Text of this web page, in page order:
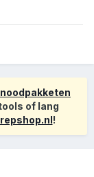
of lang
!